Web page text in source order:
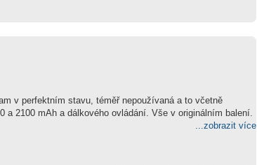
v perfektním stavu, téměř nepoužívaná a to včetně
a 2100 mAh a dálkového ovládání. Vše v originálním balení.
...zobrazit více